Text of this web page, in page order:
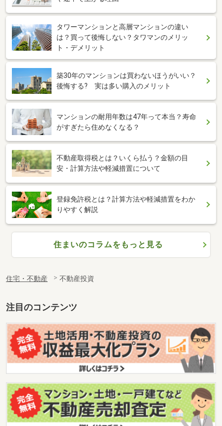
タワーマンションと高層マンションの違い
は？買って後悔しない？タワマンのメリッ
ト・デメリット
築30年のマンションは買わないほうがいい？
後悔する? 実は多い購入のメリット
マンションの耐用年数は47年って本当？寿命
がすぎたら住めなくなる？
不動産取得税とは？いくら払う？金額の目
安・計算方法や軽減措置について
登録免許税とは？計算方法や軽減措置をわか
りやすく解説
住まいのコラムをもっと見る
住宅・不動産 不動産投資
注目のコンテンツ